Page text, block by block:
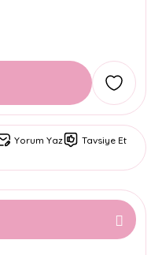
Yorum Yaz
Tavsiye Et